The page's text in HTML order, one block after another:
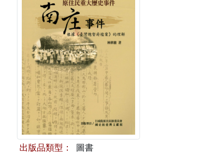
關於我們
關於原住民族文獻會
原住民族文獻會設置要點
委員介紹
歷次會議記錄
最新消息
網站訊息
徵稿訊息
出版品專區
本會出版品列表
與國史館共同出版品介紹
出版品查詢
文獻電子期刊
本期內容
歷史期刊
相關連結
出版品類型：
圖書